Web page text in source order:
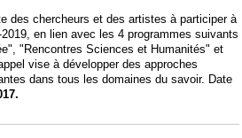
des chercheurs et des artistes à participer à
en lien avec les 4 programmes suivants
"Rencontres Sciences et Humanités" et
vise à développer des approches
dans tous les domaines du savoir. Date